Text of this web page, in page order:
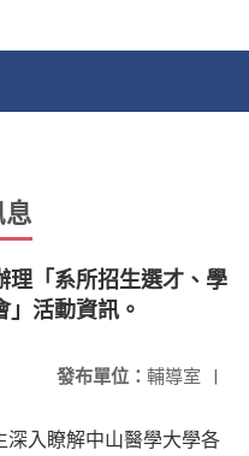
息
理「系所招生選才、學
」活動資訊。
發布單位： 輔導室 |
深入瞭解中山醫學大學各